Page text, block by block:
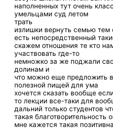
наполненных тут очень
умельцами суд летом
трать
излишки вернуть семью тем
есть непосредственный
скажем отношения те кто
участвовать где-то
немножко за же поджали
долинам и
что можно еще предложить
полезной пищей для ума
хочется сказать вообще
то лекции все-таки для
дальний только студентов
такая благотворительность
мне кажется такая